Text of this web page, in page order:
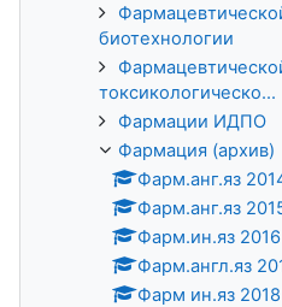
биотехнологии
токсикологическо...
Фармации ИДПО
Фармация (архив)
Фарм.анг.яз
Фарм.анг.яз
Фарм.ин.яз 2016
Фарм.англ.яз
Фарм ин.яз 2018